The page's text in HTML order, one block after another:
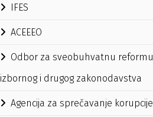
IFES
ACEEEO
Odbor za sveobuhvatnu reformu
izbornog i drugog zakonodavstva
Agencija za sprečavanje korupcije